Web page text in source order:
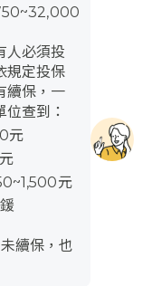
人必須投
規定投保
續保，一
查到：
元
元
續保，也